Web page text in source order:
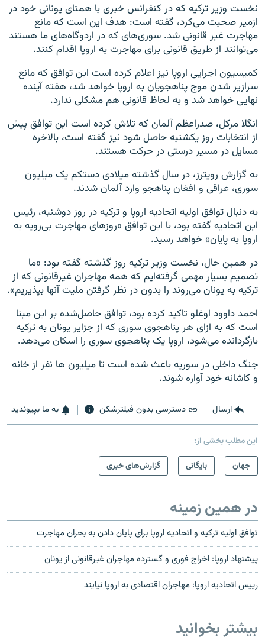
نخست وزیر ترکیه که در کنفرانس خبری با همتای یونانی خود در
ازمیر صحبت می‌کرد، گفته است: هدف این است که مانع
مهاجرت غیر قانونی شد. سوری‌های که در اردوگاه‌های ما هستند
می‌توانند از طریق قانونی برای مهاجرت به اروپا اقدام کنند.
کمیسیون اجرایی اروپا نیز اعلام کرده است این توافق که مانع
سرازیر شدن موج پناهجویان به اروپا خواهد شد، هفته آینده
نهایی خواهد شد و به لحاظ قانونی هم مشکلی ندارد.
انگلا مرکل، صدراعظم آلمان که تلاش کرده است این توافق پیش
از انتخابات روز یکشنبه حاصل شود نیز گفته است، بالاخره
مسایل در مسیر درستی در حرکت هستند.
به گزارش رویترز، در سال گذشته میلادی دستکم یک میلیون
سوری، عراقی و افغان پناهجو وارد آلمان شدند.
به دنبال توافق اولیه اتحادیه اروپا و ترکیه در روز دوشنبه، رئیس
این اتحادیه گفته بود، با این توافق «روزهای مهاجرت بی‌رویه به
اروپا به پایان» خواهد رسید.
در همین حال، نخست وزیر ترکیه روز گذشته گفته بود: «ما
تصمیم بسیار مهمی گرفته‌ایم که همه مهاجران غیرقانونی که از
ترکیه به یونان می‌روند را بدون در نظر گرفتن ملیت آنها بپذیریم».
احمد داوود اوغلو تاکید کرده بود، توافق حاصل‌شده بر این مبنا
است که به ازای هر پناهجوی سوری که از جزایر یونان به ترکیه
بازگردانده می‌شود، اروپا یک پناهجوی سوری را اسکان می‌دهد.
جنگ داخلی در سوریه باعث شده است تا میلیون ها نفر از خانه
و کاشانه خود آواره شوند.
ارسال دسترسی بدون فیلترشکن به ما بپیوندید
این مطلب بخشی از:
جهان
بایگانی گزارش‌های خبری
در همین زمینه
توافق اولیه ترکیه و اتحادیه اروپا برای پایان دادن به بحران مهاجرت
پیشنهاد اروپا: اخراج فوری و گسترده مهاجران غیرقانونی از یونان
رییس اتحادیه اروپا: مهاجران اقتصادی به اروپا نیایند
بیشتر بخوانید